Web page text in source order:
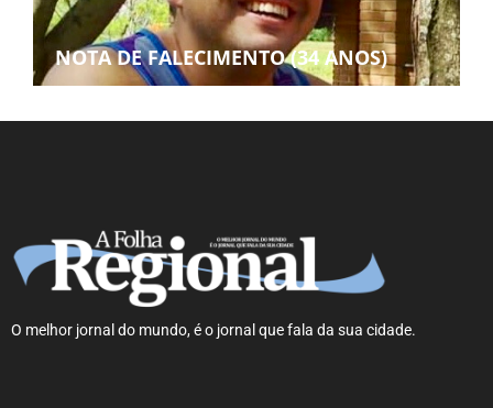
NOTA DE FALECIMENTO (34 ANOS)
O melhor jornal do mundo, é o jornal que fala da sua cidade.